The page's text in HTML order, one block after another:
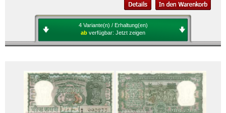
4 Variante(n) / Erhaltung(en)
ab verfügbar: Jetzt zeigen